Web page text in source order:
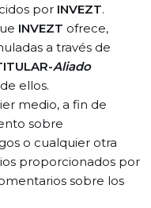
por INVEZT.
INVEZT ofrece,
a través de
Aliado
ellos.
medio, a fin de
sobre
o cualquier otra
proporcionados por
sobre los